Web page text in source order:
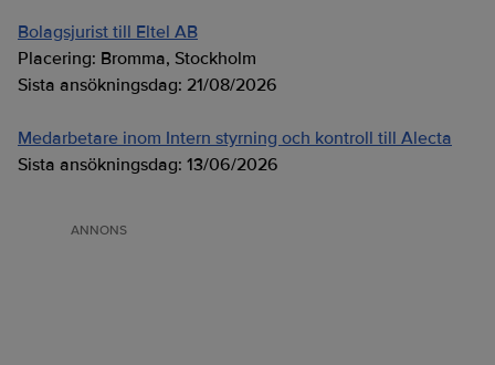
Bolagsjurist till Eltel AB
Placering: Bromma, Stockholm
Sista ansökningsdag: 21/08/2026
Medarbetare inom Intern styrning och kontroll till Alecta
Sista ansökningsdag: 13/06/2026
ANNONS